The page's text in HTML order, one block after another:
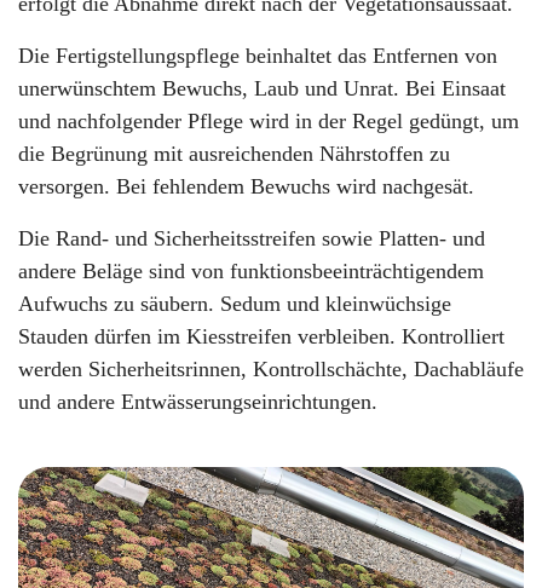
Die Fertigstellungspflege beinhaltet das Entfernen von
unerwünschtem Bewuchs, Laub und Unrat. Bei Einsaat
und nachfolgender Pflege wird in der Regel gedüngt, um
die Begrünung mit ausreichenden Nährstoffen zu
versorgen. Bei fehlendem Bewuchs wird nachgesät.
Die Rand- und Sicherheitsstreifen sowie Platten- und
andere Beläge sind von funktionsbeeinträchtigendem
Aufwuchs zu säubern. Sedum und kleinwüchsige
Stauden dürfen im Kiesstreifen verbleiben. Kontrolliert
werden Sicherheitsrinnen, Kontrollschächte, Dachabläufe
und andere Entwässerungseinrichtungen.